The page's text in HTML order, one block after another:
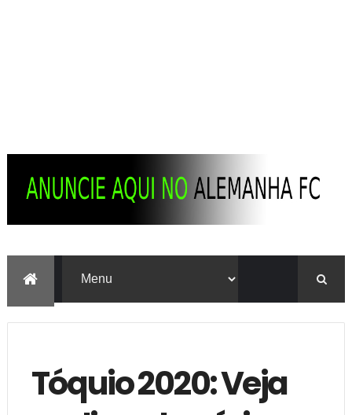
Tóquio 2020: Veja